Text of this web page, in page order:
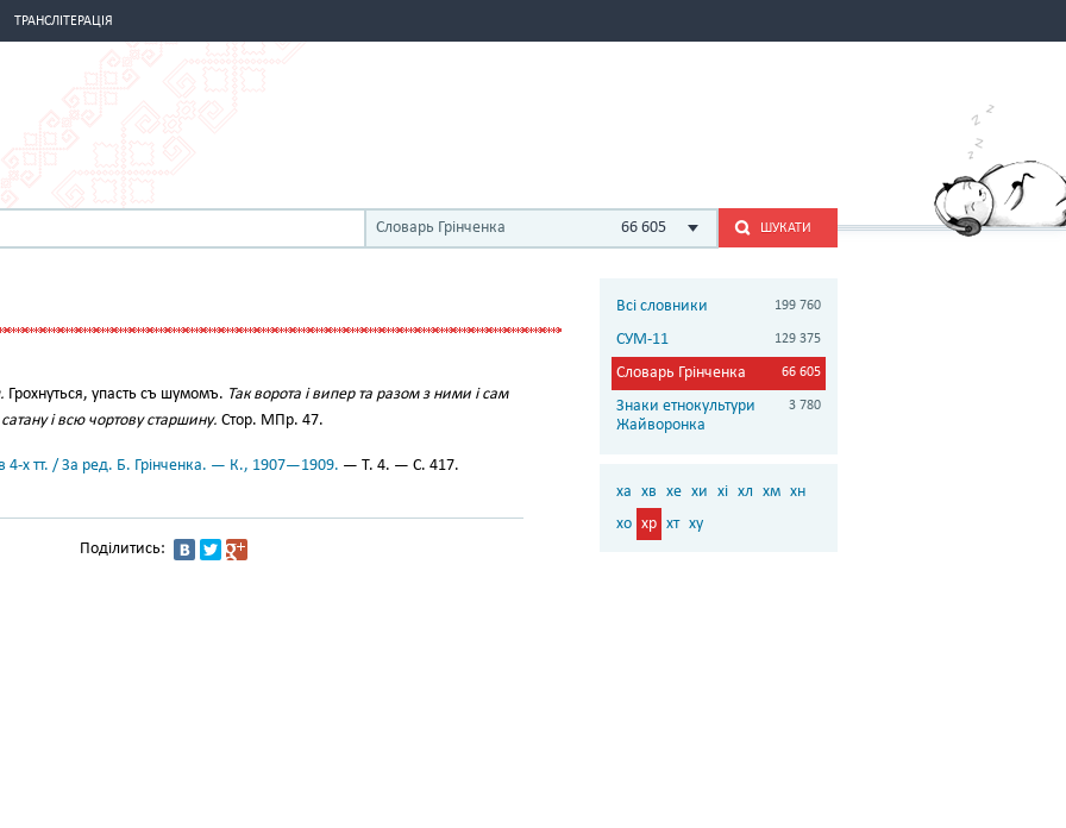
ТРАНСЛІТЕРАЦІЯ
Словарь Грінченка 66 605 ШУКАТИ
Грохнуться, упасть съ шумомъ. Так ворота і випер та разом з ними і сам
і всю чортову старшину. Стор. МПр. 47.
4-х тт. / За ред. Б. Грінченка. — К., 1907—1909. — Т. 4. — С. 417.
Поділитись:
Всі словники 199 760
СУМ-11 129 375
Словарь Грінченка 66 605
Знаки етнокультури
Жайворонка
3 780
ха хв хе хи хі хл хм хн
хо хр хт ху